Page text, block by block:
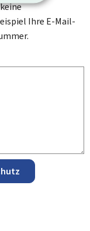
Ihre E-Mail-